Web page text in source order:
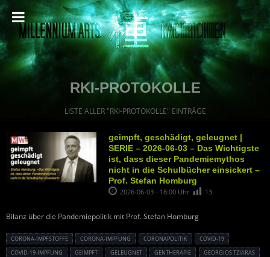
RKI-PROTOKOLLE
LISTE ALLER "RKI-PROTOKOLLE" EINTRÄGE
geimpft, geschädigt, geleugnet |
SERIE – 2026-06-03 – Das Wichtigste
ist, dass dieser Pandemiemythos
nicht in die Schulbücher einsickert –
Prof. Stefan Homburg
2026-06-03 - 18:00 Uhr 13
Bilanz über die Pandemiepolitik mit Prof. Stefan Homburg
CORONA-IMPFSTOFFE CORONA-IMPFUNG CORONAPOLITIK
COVID-19
COVID-19-IMPFUNG
GEIMPFT GELEUGNET GENTHERAPIE
GEORGIOS TZIARAS